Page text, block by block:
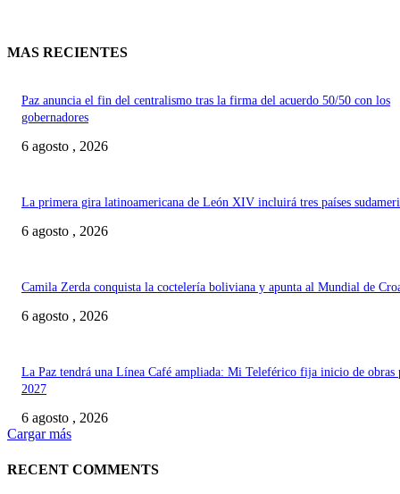
MAS RECIENTES
Paz anuncia el fin del centralismo tras la firma del acuerdo 50/50 con los
gobernadores
6 agosto , 2026
La primera gira latinoamericana de León XIV incluirá tres países
6 agosto , 2026
Camila Zerda conquista la coctelería boliviana y apunta al Mundial de
6 agosto , 2026
La Paz tendrá una Línea Café ampliada: Mi Teleférico fija inicio de obras
2027
6 agosto , 2026
Cargar más
RECENT COMMENTS